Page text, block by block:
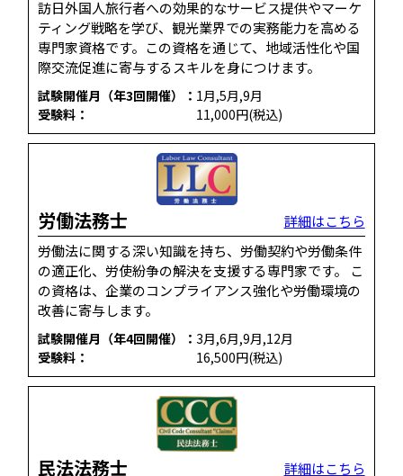
訪日外国人旅行者への効果的なサービス提供やマーケ
ティング戦略を学び、観光業界での実務能力を高める
専門家資格です。​この資格を通じて、地域活性化や国
際交流促進に寄与するスキルを身につけます。
試験開催月（年3回開催）： 1月,5月,9月
受験料：
11,000円(税込)
労働法務士
詳細はこちら
労働法に関する深い知識を持ち、労働契約や労働条件
の適正化、労使紛争の解決を支援する専門家です。 こ
の資格は、企業のコンプライアンス強化や労働環境の
改善に寄与します。
試験開催月（年4回開催）：3月,6月,9月,12月
受験料：
16,500円(税込)
民法法務士
詳細はこちら